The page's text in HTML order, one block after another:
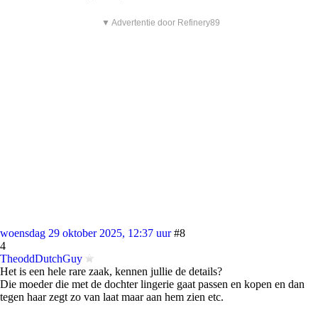
▼ Advertentie door Refinery89
woensdag 29 oktober 2025, 12:37 uur #8
4
TheoddDutchGuy
Het is een hele rare zaak, kennen jullie de details?
Die moeder die met de dochter lingerie gaat passen en kopen en dan
tegen haar zegt zo van laat maar aan hem zien etc.